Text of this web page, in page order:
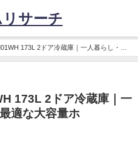
サーチ
173L 2ドア冷蔵庫｜一人暮らし・二
173L 2ドア冷蔵庫｜一
適な大容量ホ